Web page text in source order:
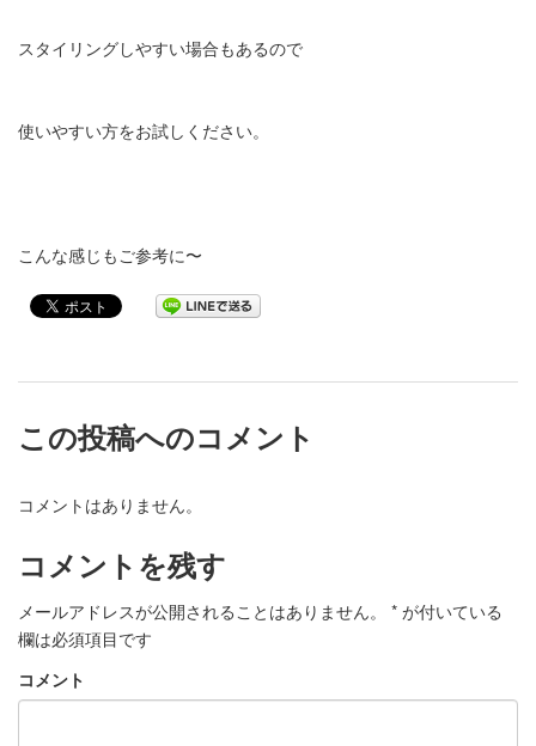
スタイリングしやすい場合もあるので
使いやすい方をお試しください。
こんな感じもご参考に〜
この投稿へのコメント
コメントはありません。
コメントを残す
メールアドレスが公開されることはありません。 * が付いている
欄は必須項目です
コメント